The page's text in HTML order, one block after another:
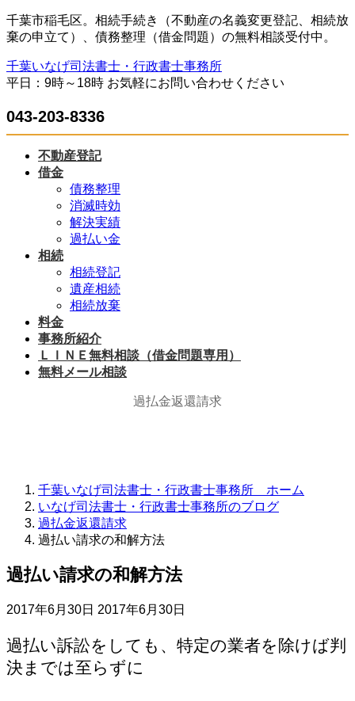
コ
ン
ン
ツ
ス
キ
ナ
ビ
ー
シ
ン
に
千葉市稲毛区。相続手続き（不動産の名義変更登記、相続放
棄の申立て）、債務整理（借金問題）の無料相談受付中。
千葉いなげ司法書士・行政書士事務所
平日：9時～18時 お気軽にお問い合わせください
043-203-8336
不動産登記
借金
債務整理
消滅時効
解決実績
過払い金
相続
相続登記
遺産相続
相続放棄
料金
事務所紹介
ＬＩＮＥ無料相談（借金問題専用）
無料メール相談
過払金返還請求
千葉いなげ司法書士・行政書士事務所 ホーム
いなげ司法書士・行政書士事務所のブログ
過払金返還請求
過払い請求の和解方法
過払い請求の和解方法
2017年6月30日 最
更
新
日
2017年6月30日
過払い訴訟をしても、特定の業者を除けば判
決までは至らずに